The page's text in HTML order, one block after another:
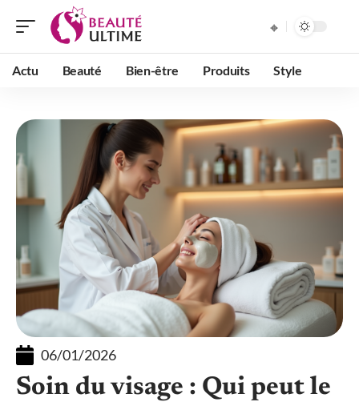
Actu Beauté Bien-être Produits Style
06/01/2026
Soin du visage : Qui peut le